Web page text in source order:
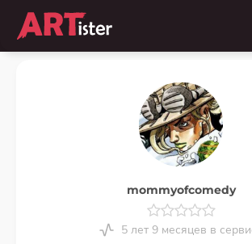
mommyofcomedy
5 лет 9 месяцев в